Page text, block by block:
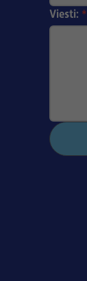
Viesti: *